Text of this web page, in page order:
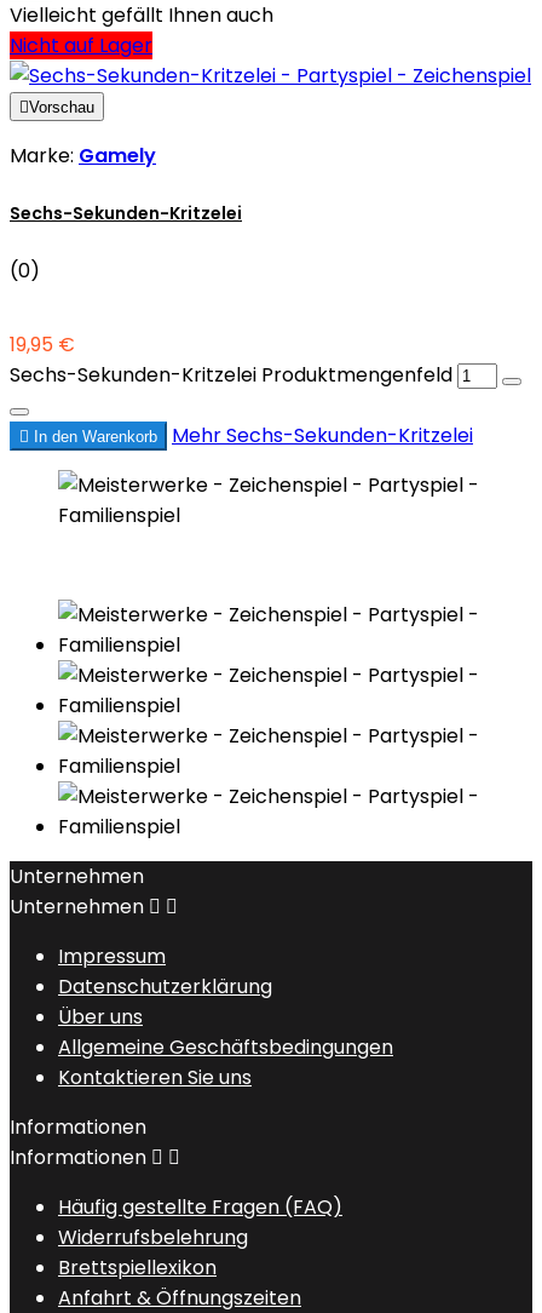
Vielleicht gefällt Ihnen auch
Nicht auf Lager
Vorschau
Marke: Gamely
Sechs-Sekunden-Kritzelei
(0)
19,95 €
Sechs-Sekunden-Kritzelei Produktmengenfeld
 In den Warenkorb MehrSechs-Sekunden-Kritzelei
Unternehmen
Unternehmen  
Impressum
Datenschutzerklärung
Über uns
Allgemeine Geschäftsbedingungen
Kontaktieren Sie uns
Informationen
Informationen  
Häufig gestellte Fragen (FAQ)
Widerrufsbelehrung
Brettspiellexikon
Anfahrt & Öffnungszeiten